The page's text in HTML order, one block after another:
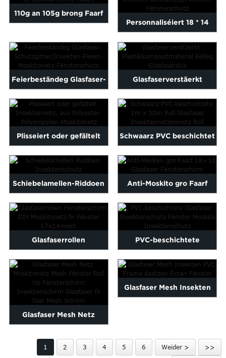
110g an 105g brong Faarf
Personnaliséiert 18 * 14
gefalten Glasfaser
Insektenschutz ...
Feierbeständeg Glasfaser-
Bildschiermnetz/Insekten-
Fléien-Mos...
Glasfaserverstäerkt
Plastikkompositmaterial ...
Plisseiert oder gefältelt
Insektennetz, aus
Polyester...
Schwaarz PVC beschichtet
1m x 30m Roll Glasfaser
Insekten...
Schiebelamellen-Riddoen
Insektenschutz
Anti-Moskito gro Faarf
18×16 Glasfaser ...
Glasfaserrollen
Fënsterschutz DIY
Moskito-Netzwierk...
PVC-beschichtete
Glasfaser Insektenschutz
Fënster Mosquito...
Glasfaser Mesh Netz
Fënsterro ...
Glasfaser Mesh Insekten
1 2 3 4 5 6 Weider > >>